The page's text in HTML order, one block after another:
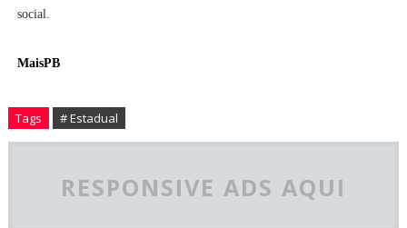
social.
MaisPB
Tags # Estadual
RESPONSIVE ADS AQUI